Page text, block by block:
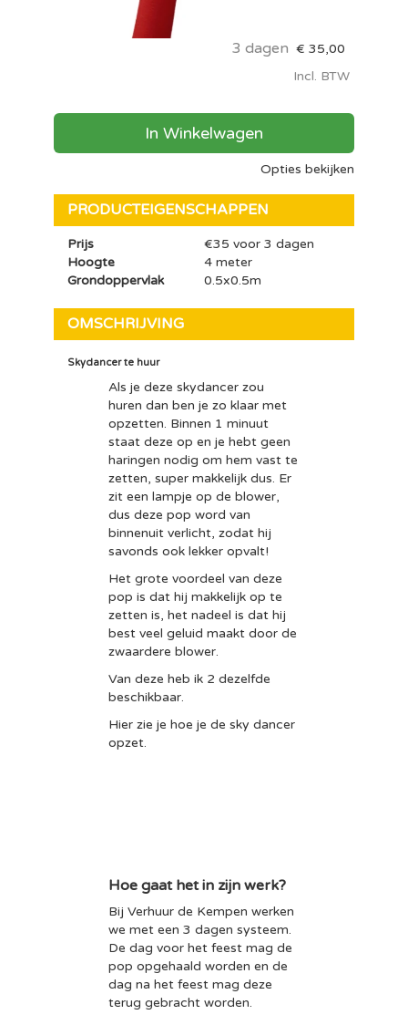
3 dagen € 35,00
Incl. BTW
In Winkelwagen
Opties bekijken
PRODUCTEIGENSCHAPPEN
Prijs
€35 voor 3 dagen
Hoogte
4 meter
Grondoppervlak
0.5x0.5m
OMSCHRIJVING
Skydancer te huur
Als je deze skydancer zou
huren dan ben je zo klaar met
opzetten. Binnen 1 minuut
staat deze op en je hebt geen
haringen nodig om hem vast te
zetten, super makkelijk dus. Er
zit een lampje op de blower,
dus deze pop word van
binnenuit verlicht, zodat hij
savonds ook lekker opvalt!
Het grote voordeel van deze
pop is dat hij makkelijk op te
zetten is, het nadeel is dat hij
best veel geluid maakt door de
zwaardere blower.
Van deze heb ik 2 dezelfde
beschikbaar.
Hier zie je hoe je de sky dancer
opzet.
Hoe gaat het in zijn werk?
Bij Verhuur de Kempen werken
we met een 3 dagen systeem.
De dag voor het feest mag de
pop opgehaald worden en de
dag na het feest mag deze
terug gebracht worden.